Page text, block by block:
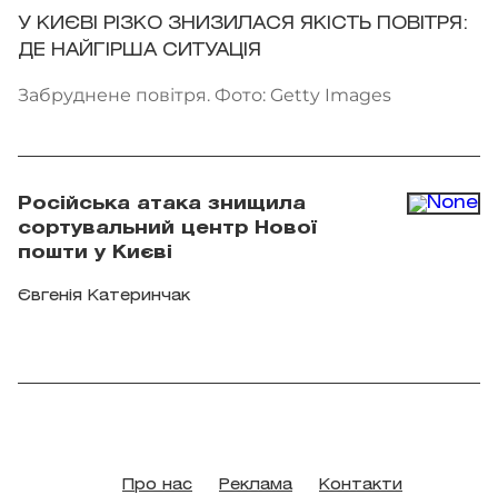
У КИЄВІ РІЗКО ЗНИЗИЛАСЯ ЯКІСТЬ ПОВІТРЯ:
ДЕ НАЙГІРША СИТУАЦІЯ
Забруднене повітря. Фото: Getty Images
Російська атака знищила
сортувальний центр Нової
пошти у Києві
Євгенія Катеринчак
Про нас Реклама Контакти